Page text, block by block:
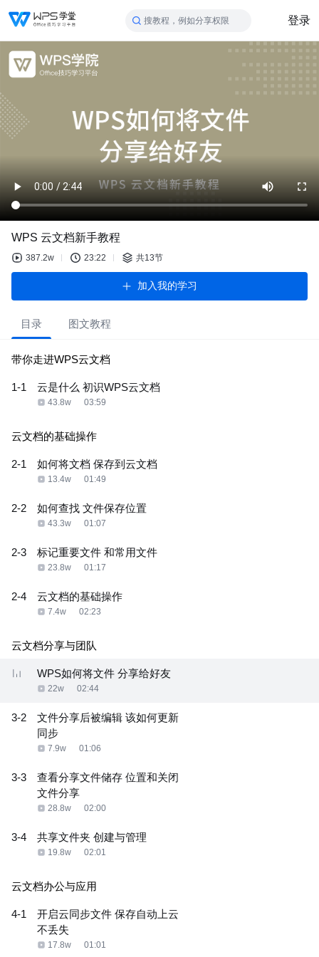
搜教程，例如分享权限 登录
WPS 云文档新手教程
387.2w 23:22 共13节
加入我的学习
目录 图文教程
带你走进WPS云文档
1-1 云是什么 初识WPS云文档
43.8w 03:59
云文档的基础操作
2-1 如何将文档 保存到云文档
13.4w 01:49
2-2 如何查找 文件保存位置
43.3w 01:07
2-3 标记重要文件 和常用文件
23.8w 01:17
2-4 云文档的基础操作
7.4w 02:23
云文档分享与团队
WPS如何将文件 分享给好友
22w 02:44
3-2
文件分享后被编辑 该如何更新
同步
7.9w 01:06
3-3
查看分享文件储存 位置和关闭
文件分享
28.8w 02:00
3-4 共享文件夹 创建与管理
19.8w 02:01
云文档办公与应用
4-1
开启云同步文件 保存自动上云
不丢失
17.8w 01:01